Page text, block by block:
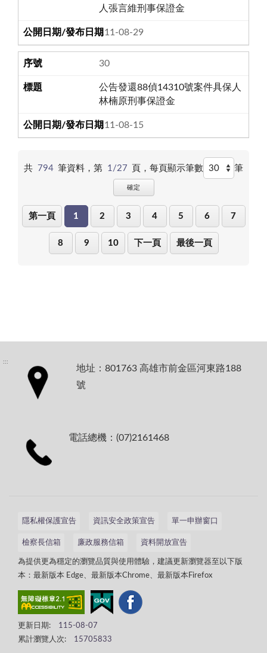
人張言維刑事保證金
111-08-29
30
公告發還88偵14310號案件具保人
林楠原刑事保證金
111-08-15
共 794 筆資料，第 1/27 頁，每頁顯示筆數 筆
確定
第一頁 1 2 3 4 5 6 7
8 9 10 下一頁 最後一頁
:::
地址：801763 高雄市前金區河東路188
號
電話總機：(07)2161468
隱私權保護宣告 資訊安全政策宣告 單一申辦窗口
檢察長信箱 廉政服務信箱 資料開放宣告
為提供更為穩定的瀏覽品質與使用體驗，建議更新瀏覽器至以下版
本：最新版本 Edge、最新版本Chrome、最新版本Firefox
更新日期:
115-08-07
累計瀏覽人次:
15705833